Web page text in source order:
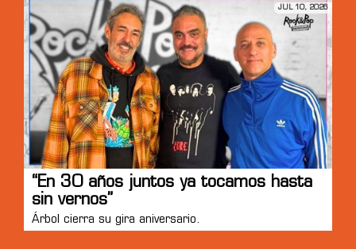
JUL 10, 2026
“En 30 años juntos ya tocamos hasta
sin vernos”
Árbol cierra su gira aniversario.